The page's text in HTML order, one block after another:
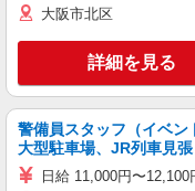
大阪市北区
詳細を見る
警備員スタッフ（イベン
大型駐車場、JR列車見張
日給 11,000円〜12,100